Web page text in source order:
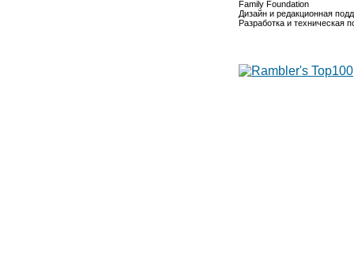
Family Foundation
Дизайн и редакционная
Разработка и техническая